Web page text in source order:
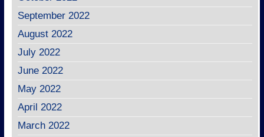
September 2022
August 2022
July 2022
June 2022
May 2022
April 2022
March 2022